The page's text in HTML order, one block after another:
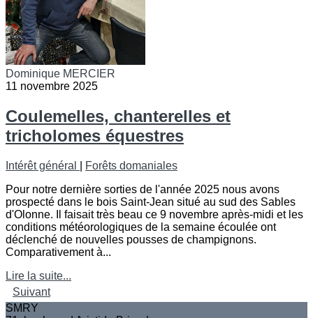
Dominique MERCIER
11 novembre 2025
Coulemelles, chanterelles et
tricholomes équestres
Intérêt général
Forêts domaniales
Pour notre dernière sorties de l'année 2025 nous avons
prospecté dans le bois Saint-Jean situé au sud des Sables
d'Olonne. Il faisait très beau ce 9 novembre après-midi et les
conditions météorologiques de la semaine écoulée ont
déclenché de nouvelles pousses de champignons.
Comparativement à...
Lire la suite...
Suivant
SMRY